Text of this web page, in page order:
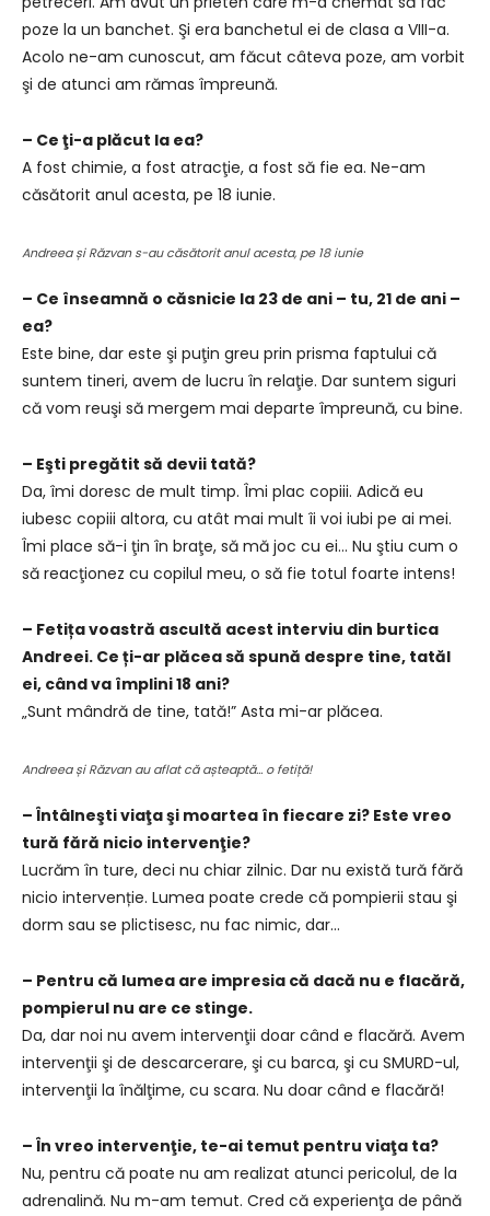
poze la un banchet. Şi era banchetul ei de clasa a VIII-a.
Acolo ne-am cunoscut, am făcut câteva poze, am vorbit
şi de atunci am rămas împreună.
– Ce ţi-a plăcut la ea?
A fost chimie, a fost atracţie, a fost să fie ea. Ne-am
căsătorit anul acesta, pe 18 iunie.
Andreea și Răzvan s-au căsătorit anul acesta, pe 18 iunie
– Ce înseamnă o căsnicie la 23 de ani – tu, 21 de ani –
ea?
Este bine, dar este şi puţin greu prin prisma faptului că
suntem tineri, avem de lucru în relaţie. Dar suntem siguri
că vom reuşi să mergem mai departe împreună, cu bine.
– Eşti pregătit să devii tată?
Da, îmi doresc de mult timp. Îmi plac copiii. Adică eu
iubesc copiii altora, cu atât mai mult îi voi iubi pe ai mei.
Îmi place să-i ţin în braţe, să mă joc cu ei… Nu ştiu cum o
să reacţionez cu copilul meu, o să fie totul foarte intens!
– Fetița voastră ascultă acest interviu din burtica
Andreei. Ce ți-ar plăcea să spună despre tine, tatăl
ei, când va împlini 18 ani?
„Sunt mândră de tine, tată!” Asta mi-ar plăcea.
Andreea și Răzvan au aflat că așteaptă… o fetiță!
– Întâlneşti viaţa şi moartea în fiecare zi? Este vreo
tură fără nicio intervenţie?
Lucrăm în ture, deci nu chiar zilnic. Dar nu există tură fără
nicio intervenție. Lumea poate crede că pompierii stau şi
dorm sau se plictisesc, nu fac nimic, dar…
– Pentru că lumea are impresia că dacă nu e flacără,
pompierul nu are ce stinge.
Da, dar noi nu avem intervenţii doar când e flacără. Avem
intervenţii şi de descarcerare, şi cu barca, şi cu SMURD-ul,
intervenţii la înălţime, cu scara. Nu doar când e flacără!
– În vreo intervenţie, te-ai temut pentru viaţa ta?
Nu, pentru că poate nu am realizat atunci pericolul, de la
adrenalină. Nu m-am temut. Cred că experienţa de până